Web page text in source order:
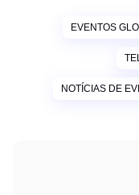
EVENTOS
NOTÍCIAS DE